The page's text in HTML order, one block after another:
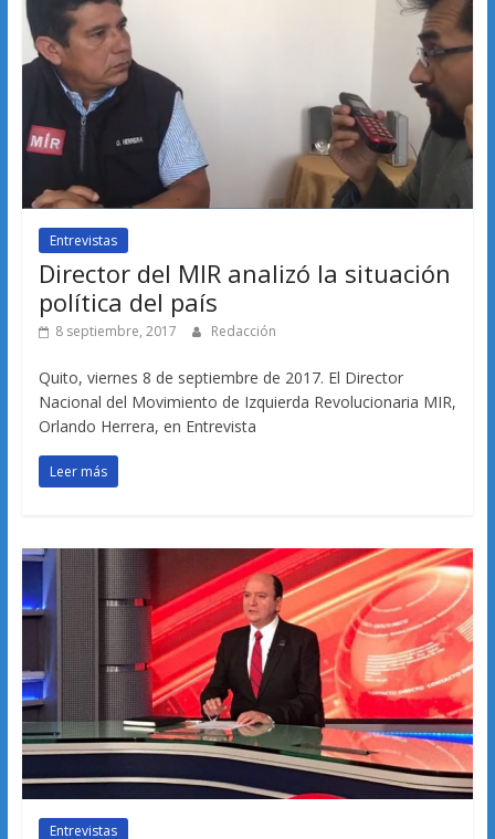
Entrevistas
Director del MIR analizó la situación
política del país
8 septiembre, 2017 Redacción
Quito, viernes 8 de septiembre de 2017. El Director
Nacional del Movimiento de Izquierda Revolucionaria MIR,
Orlando Herrera, en Entrevista
Leer más
Entrevistas